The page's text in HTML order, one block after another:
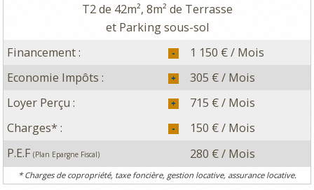
T2 de 42m², 8m² de Terrasse
et Parking sous-sol
Financement :
1 150 € / Mois
Economie Impôts :
305 € / Mois
Loyer Perçu :
715 € / Mois
Charges* :
150 € / Mois
P.E.F (Plan Epargne Fiscal) 280 € / Mois
* Charges de copropriété, taxe foncière, gestion locative, assurance locative.